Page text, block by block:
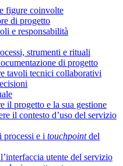
figure coinvolte
di progetto
e responsabilità
strumenti e rituali
di progetto
tavoli tecnici collaborativi
il progetto e la sua gestione
il contesto d’uso del servizio
processi e i touchpointdel
utente del servizio